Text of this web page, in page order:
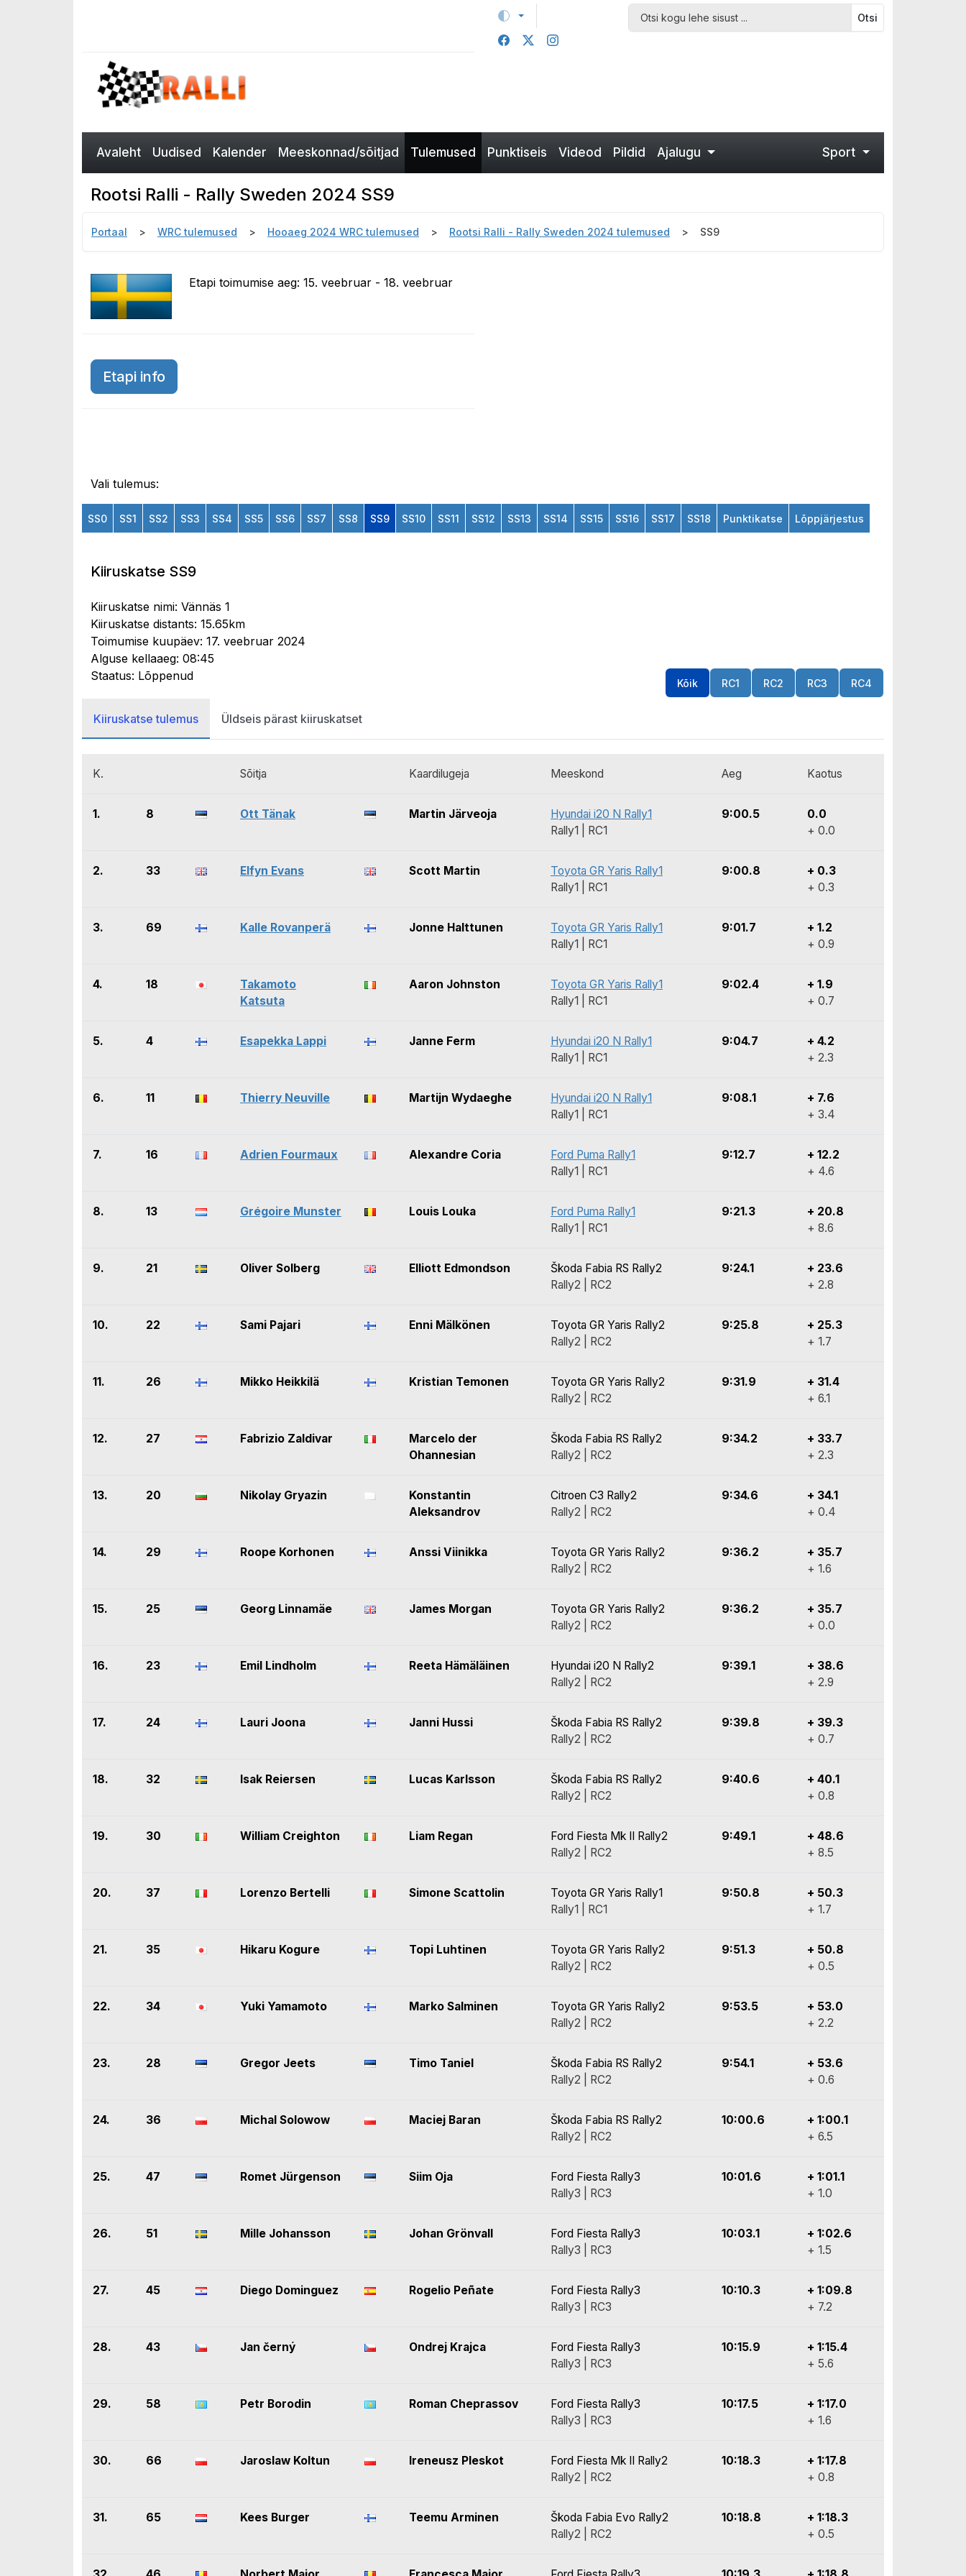
Otsi
Avaleht Uudised Kalender Meeskonnad/sõitjad Tulemused Punktiseis Videod Pildid Ajalugu Sport
Rootsi Ralli - Rally Sweden 2024 SS9
Portaal WRC tulemused Hooaeg 2024 WRC tulemused Rootsi Ralli - Rally Sweden 2024 tulemused SS9
Etapi toimumise aeg: 15. veebruar - 18. veebruar
Etapi info
Vali tulemus:
SS0 SS1 SS2 SS3 SS4 SS5 SS6 SS7 SS8 SS9 SS10 SS11 SS12 SS13 SS14 SS15 SS16 SS17 SS18 Punktikatse Lõppjärjestus
Kiiruskatse SS9
Kiiruskatse nimi: Vännäs 1
Kiiruskatse distants: 15.65km
Toimumise kuupäev: 17. veebruar 2024
Alguse kellaaeg: 08:45
Staatus: Lõppenud
Kõik RC1 RC2 RC3 RC4
Kiiruskatse tulemus Üldseis pärast kiiruskatset
K. Sõitja Kaardilugeja Meeskond Aeg Kaotus
1. 8 Ott Tänak Martin Järveoja
Hyundai i20 N Rally1
Rally1 | RC1
9:00.5
0.0
+ 0.0
2. 33 Elfyn Evans Scott Martin
Toyota GR Yaris Rally1
Rally1 | RC1
9:00.8
+ 0.3
+ 0.3
3. 69 Kalle Rovanperä Jonne Halttunen
Toyota GR Yaris Rally1
Rally1 | RC1
9:01.7
+ 1.2
+ 0.9
4. 18
Takamoto
Katsuta
Aaron Johnston
Toyota GR Yaris Rally1
Rally1 | RC1
9:02.4
+ 1.9
+ 0.7
5. 4 Esapekka Lappi Janne Ferm
Hyundai i20 N Rally1
Rally1 | RC1
9:04.7
+ 4.2
+ 2.3
6. 11 Thierry Neuville Martijn Wydaeghe
Hyundai i20 N Rally1
Rally1 | RC1
9:08.1
+ 7.6
+ 3.4
7. 16 Adrien Fourmaux Alexandre Coria
Ford Puma Rally1
Rally1 | RC1
9:12.7
+ 12.2
+ 4.6
8. 13 Grégoire Munster Louis Louka
Ford Puma Rally1
Rally1 | RC1
9:21.3
+ 20.8
+ 8.6
9. 21 Oliver Solberg Elliott Edmondson
Škoda Fabia RS Rally2
Rally2 | RC2
9:24.1
+ 23.6
+ 2.8
10. 22 Sami Pajari Enni Mälkönen
Toyota GR Yaris Rally2
Rally2 | RC2
9:25.8
+ 25.3
+ 1.7
11. 26 Mikko Heikkilä Kristian Temonen
Toyota GR Yaris Rally2
Rally2 | RC2
9:31.9
+ 31.4
+ 6.1
12. 27 Fabrizio Zaldivar
Marcelo der
Ohannesian
Škoda Fabia RS Rally2
Rally2 | RC2
9:34.2
+ 33.7
+ 2.3
13. 20 Nikolay Gryazin
Konstantin
Aleksandrov
Citroen C3 Rally2
Rally2 | RC2
9:34.6
+ 34.1
+ 0.4
14. 29 Roope Korhonen Anssi Viinikka
Toyota GR Yaris Rally2
Rally2 | RC2
9:36.2
+ 35.7
+ 1.6
15. 25 Georg Linnamäe James Morgan
Toyota GR Yaris Rally2
Rally2 | RC2
9:36.2
+ 35.7
+ 0.0
16. 23 Emil Lindholm Reeta Hämäläinen
Hyundai i20 N Rally2
Rally2 | RC2
9:39.1
+ 38.6
+ 2.9
17. 24 Lauri Joona Janni Hussi
Škoda Fabia RS Rally2
Rally2 | RC2
9:39.8
+ 39.3
+ 0.7
18. 32 Isak Reiersen Lucas Karlsson
Škoda Fabia RS Rally2
Rally2 | RC2
9:40.6
+ 40.1
+ 0.8
19. 30 William Creighton Liam Regan
Ford Fiesta Mk II Rally2
Rally2 | RC2
9:49.1
+ 48.6
+ 8.5
20. 37 Lorenzo Bertelli Simone Scattolin
Toyota GR Yaris Rally1
Rally1 | RC1
9:50.8
+ 50.3
+ 1.7
21. 35 Hikaru Kogure Topi Luhtinen
Toyota GR Yaris Rally2
Rally2 | RC2
9:51.3
+ 50.8
+ 0.5
22. 34 Yuki Yamamoto Marko Salminen
Toyota GR Yaris Rally2
Rally2 | RC2
9:53.5
+ 53.0
+ 2.2
23. 28 Gregor Jeets Timo Taniel
Škoda Fabia RS Rally2
Rally2 | RC2
9:54.1
+ 53.6
+ 0.6
24. 36 Michal Solowow Maciej Baran
Škoda Fabia RS Rally2
Rally2 | RC2
10:00.6
+ 1:00.1
+ 6.5
25. 47 Romet Jürgenson Siim Oja
Ford Fiesta Rally3
Rally3 | RC3
10:01.6
+ 1:01.1
+ 1.0
26. 51 Mille Johansson Johan Grönvall
Ford Fiesta Rally3
Rally3 | RC3
10:03.1
+ 1:02.6
+ 1.5
27. 45 Diego Dominguez Rogelio Peñate
Ford Fiesta Rally3
Rally3 | RC3
10:10.3
+ 1:09.8
+ 7.2
28. 43 Jan černý Ondrej Krajca
Ford Fiesta Rally3
Rally3 | RC3
10:15.9
+ 1:15.4
+ 5.6
29. 58 Petr Borodin Roman Cheprassov
Ford Fiesta Rally3
Rally3 | RC3
10:17.5
+ 1:17.0
+ 1.6
30. 66 Jaroslaw Koltun Ireneusz Pleskot
Ford Fiesta Mk II Rally2
Rally2 | RC2
10:18.3
+ 1:17.8
+ 0.8
31. 65 Kees Burger Teemu Arminen
Škoda Fabia Evo Rally2
Rally2 | RC2
10:18.8
+ 1:18.3
+ 0.5